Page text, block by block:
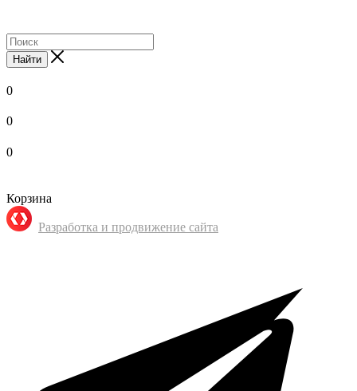
Найти
0
0
0
Корзина
Разработка и продвижение сайта